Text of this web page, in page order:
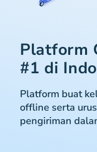
Platform
#1 di
Platform buat
offline serta
pengiriman